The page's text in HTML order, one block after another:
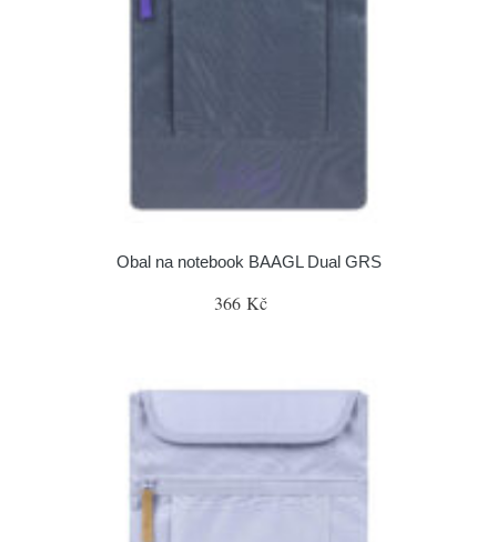
Obal na notebook BAAGL Dual GRS
366 Kč